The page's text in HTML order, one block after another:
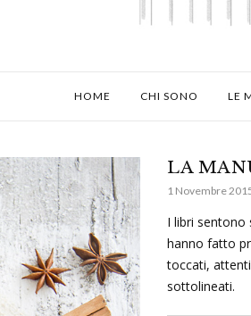
HOME CHI SONO LE
LA
1 Novembre
I libri sentono
hanno fatto
toccati,
sottolineati.